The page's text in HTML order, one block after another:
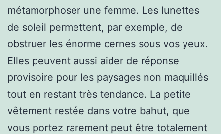
métamorphoser une femme. Les lunettes
de soleil permettent, par exemple, de
obstruer les énorme cernes sous vos yeux.
Elles peuvent aussi aider de réponse
provisoire pour les paysages non maquillés
tout en restant très tendance. La petite
vêtement restée dans votre bahut, que
vous portez rarement peut être totalement